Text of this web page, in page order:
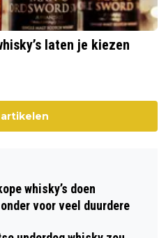
laten je kiezen
whisky’s doen
voor veel duurdere